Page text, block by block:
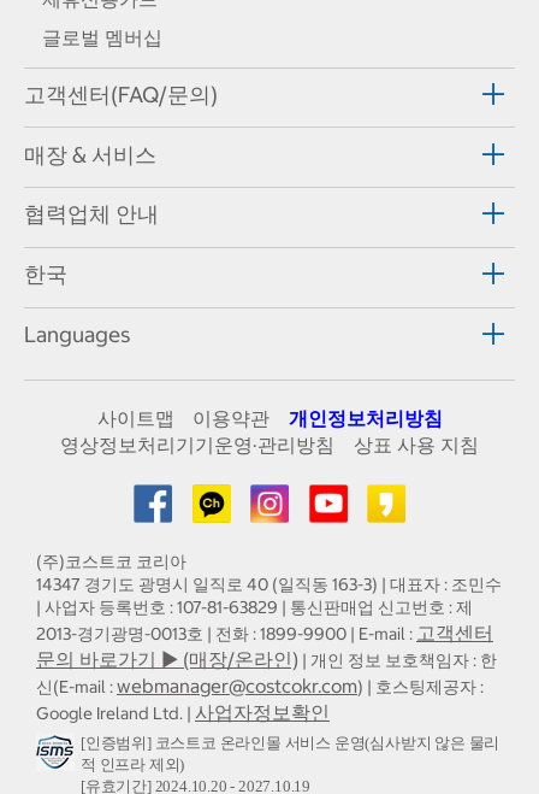
글로벌 멤버십
고객센터(FAQ/문의)
매장 & 서비스
협력업체 안내
한국
Languages
사이트맵 이용약관
개인정보처리방침
영상정보처리기기운영·관리방침
상표 사용 지침
(주)코스트코 코리아
14347 경기도 광명시 일직로 40 (일직동 163-3) | 대표자 : 조민수
| 사업자 등록번호 : 107-81-63829 | 통신판매업 신고번호 : 제
2013-경기광명-0013호 | 전화 : 1899-9900 | E-mail : 고객센터
문의 바로가기 ▶ (매장/온라인) | 개인 정보 보호책임자 : 한
신(E-mail :webmanager@costcokr.com) | 호스팅제공자 :
Google Ireland Ltd. | 사업자정보확인
[인증범위] 코스트코 온라인몰 서비스 운영(심사받지 않은 물리
적 인프라 제외)
[유효기간] 2024.10.20 - 2027.10.19